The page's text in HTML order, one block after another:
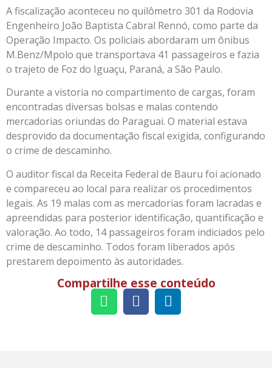
A fiscalização aconteceu no quilômetro 301 da Rodovia
Engenheiro João Baptista Cabral Rennó, como parte da
Operação Impacto. Os policiais abordaram um ônibus
M.Benz/Mpolo que transportava 41 passageiros e fazia
o trajeto de Foz do Iguaçu, Paraná, a São Paulo.
Durante a vistoria no compartimento de cargas, foram
encontradas diversas bolsas e malas contendo
mercadorias oriundas do Paraguai. O material estava
desprovido da documentação fiscal exigida, configurando
o crime de descaminho.
O auditor fiscal da Receita Federal de Bauru foi acionado
e compareceu ao local para realizar os procedimentos
legais. As 19 malas com as mercadorias foram lacradas e
apreendidas para posterior identificação, quantificação e
valoração. Ao todo, 14 passageiros foram indiciados pelo
crime de descaminho. Todos foram liberados após
prestarem depoimento às autoridades.
Compartilhe esse conteúdo